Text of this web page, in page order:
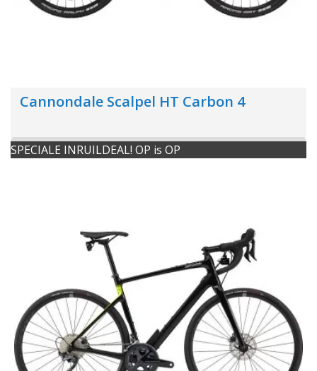
Cannondale Scalpel HT Carbon 4
SPECIALE INRUILDEAL! OP is OP